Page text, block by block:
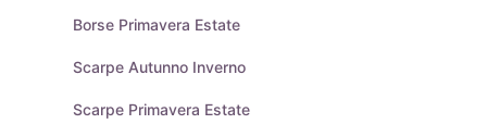
Borse Primavera Estate
Scarpe Autunno Inverno
Scarpe Primavera Estate